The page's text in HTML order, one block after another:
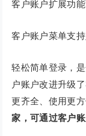
客户账户扩展功
客户账户菜单支持
轻松简单登录，
户账户改进升级
更齐全、使用更
家，可通过客户